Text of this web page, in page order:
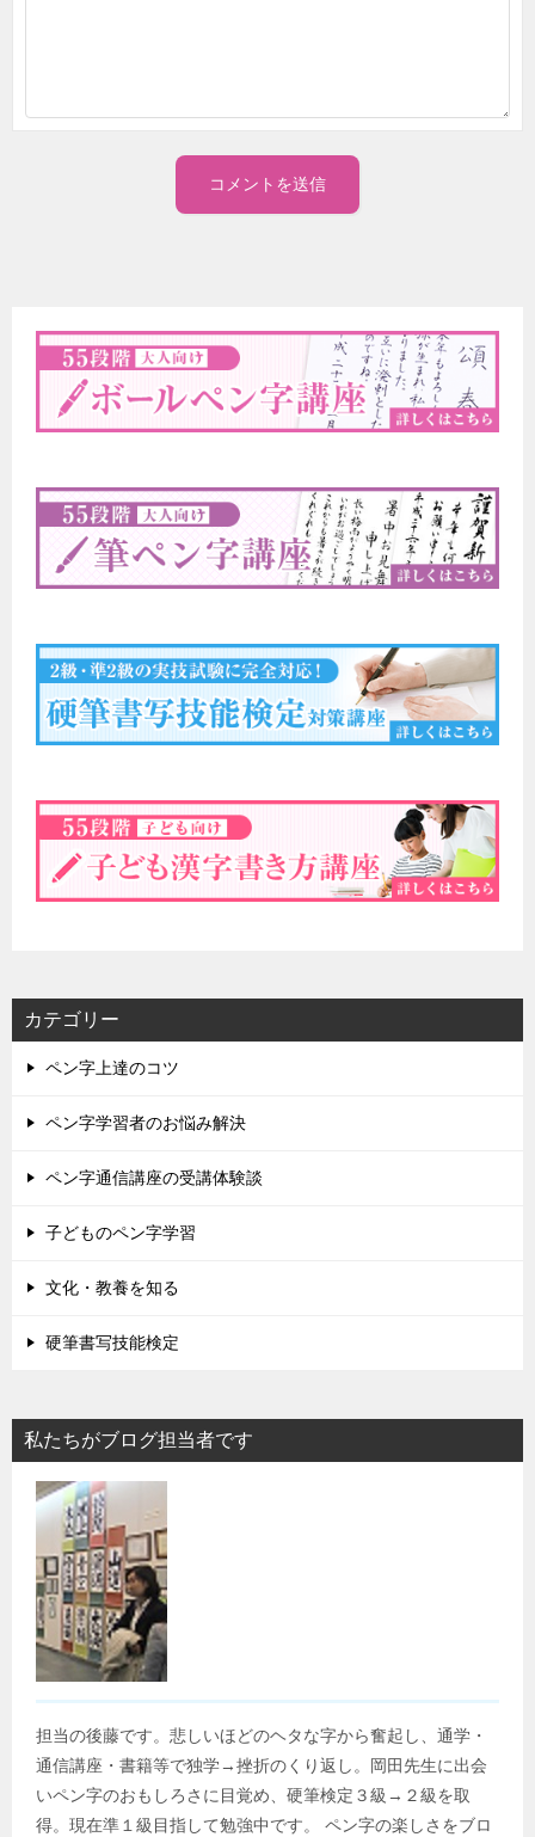
カテゴリー
ペン字上達のコツ
ペン字学習者のお悩み解決
ペン字通信講座の受講体験談
子どものペン字学習
文化・教養を知る
硬筆書写技能検定
私たちがブログ担当者です
担当の後藤です。悲しいほどのヘタな字から奮起し、通学・
通信講座・書籍等で独学→挫折のくり返し。岡田先生に出会
いペン字のおもしろさに目覚め、硬筆検定３級→２級を取
得。現在準１級目指して勉強中です。 ペン字の楽しさをブロ